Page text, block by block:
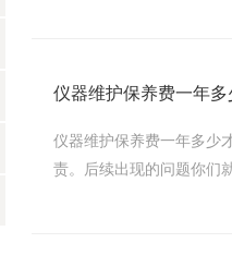
仪器维护保养费一年
仪器维护保养费一年多少
责。后续出现的问题你们